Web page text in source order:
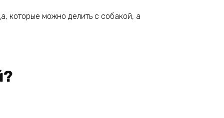
которые можно делить с собакой, а